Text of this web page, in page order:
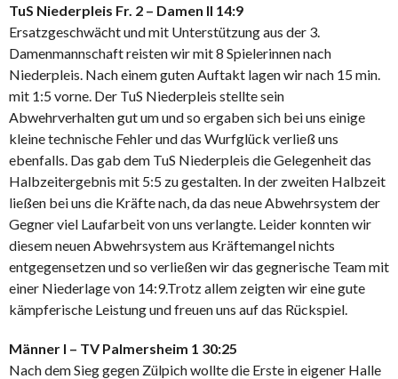
TuS Niederpleis Fr. 2 – Damen II 14:9
Ersatzgeschwächt und mit Unterstützung aus der 3.
Damenmannschaft reisten wir mit 8 Spielerinnen nach
Niederpleis. Nach einem guten Auftakt lagen wir nach 15 min.
mit 1:5 vorne. Der TuS Niederpleis stellte sein
Abwehrverhalten gut um und so ergaben sich bei uns einige
kleine technische Fehler und das Wurfglück verließ uns
ebenfalls. Das gab dem TuS Niederpleis die Gelegenheit das
Halbzeitergebnis mit 5:5 zu gestalten. In der zweiten Halbzeit
ließen bei uns die Kräfte nach, da das neue Abwehrsystem der
Gegner viel Laufarbeit von uns verlangte. Leider konnten wir
diesem neuen Abwehrsystem aus Kräftemangel nichts
entgegensetzen und so verließen wir das gegnerische Team mit
einer Niederlage von 14:9.Trotz allem zeigten wir eine gute
kämpferische Leistung und freuen uns auf das Rückspiel.
Männer I – TV Palmersheim 1 30:25
Nach dem Sieg gegen Zülpich wollte die Erste in eigener Halle